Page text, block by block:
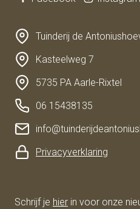
Tuinderij de
Kasteelweg 7
5735 PA Aarle-Rixtel
06 15438135
Privacyverklaring
Schrijf je hier in voor onze